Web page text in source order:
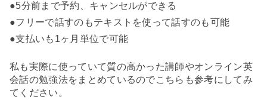
●5分前まで予約、キャンセルができる
●フリーで話すのもテキストを使って話すのも可能
●支払いも1ヶ月単位で可能
私も実際に使っていて質の高かった講師やオンライン英
会話の勉強法をまとめているのでこちらも参考にしてみ
てください。